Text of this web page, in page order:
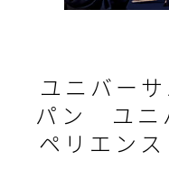
ユニバー
パン ユニ
ペリエン